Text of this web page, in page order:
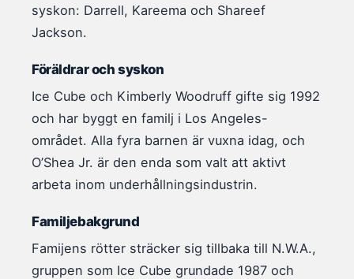
syskon: Darrell, Kareema och Shareef
Jackson.
Föräldrar och syskon
Ice Cube och Kimberly Woodruff gifte sig 1992
och har byggt en familj i Los Angeles-
området. Alla fyra barnen är vuxna idag, och
O’Shea Jr. är den enda som valt att aktivt
arbeta inom underhållningsindustrin.
Familjebakgrund
Famijens rötter sträcker sig tillbaka till N.W.A.,
gruppen som Ice Cube grundade 1987 och